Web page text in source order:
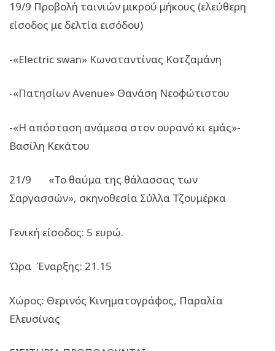
19/9 Προβολή ταινιών μικρού μήκους (ελεύθερη
είσοδος με δελτία εισόδου)
-«Electric swan» Κωνσταντίνας Κοτζαμάνη
-«Πατησίων Avenue» Θανάση Νεοφώτιστου
-«Η απόσταση ανάμεσα στον ουρανό κι εμάς»-
Βασίλη Κεκάτου
21/9 «Το θαύμα της θάλασσας των
Σαργασσών», σκηνοθεσία Σύλλα Τζουμέρκα
Γενική είσοδος: 5 ευρώ.
Ώρα Έναρξης: 21.15
Χώρος: Θερινός Κινηματογράφος, Παραλία
Ελευσίνας